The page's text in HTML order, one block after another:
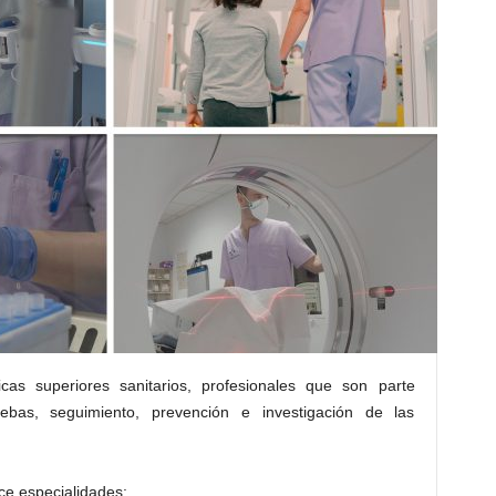
superiores sanitarios, profesionales que son parte
seguimiento, prevención e investigación de las
especialidades: